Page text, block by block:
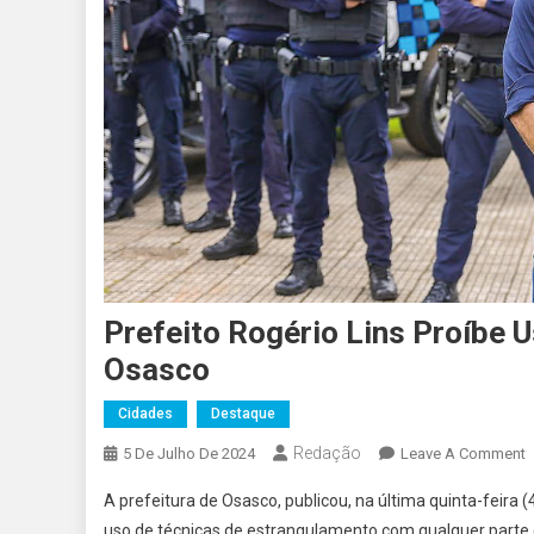
Prefeito Rogério Lins Proíbe
Osasco
Cidades Destaque
5 De Julho De 2024 Redação Leave A CommentOn
A prefeitura de Osasco, publicou, na última quinta-feira
uso de técnicas de estrangulamento com qualquer